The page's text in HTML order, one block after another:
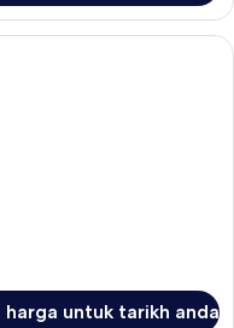
harga untuk tarikh anda